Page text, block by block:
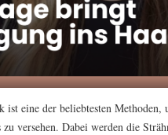
ist eine der beliebtesten Methoden,
versehen. Dabei werden die